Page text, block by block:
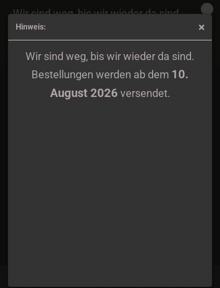
Hinweis:
Wir sind weg, bis wir wieder da sind.
Bestellungen werden ab dem 10.
August 2026 versendet.
Wir sind weg, bis wir wieder da sind.
Bestellungen werden ab dem
August 2026
versendet.